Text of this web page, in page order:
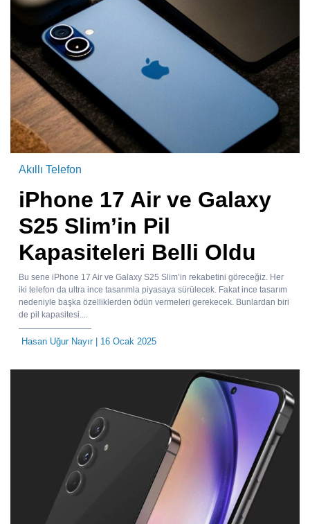
Akıllı Telefon
iPhone 17 Air ve Galaxy
S25 Slim’in Pil
Kapasiteleri Belli Oldu
Bu sene iPhone 17 Air ve Galaxy S25 Slim’in rekabetini göreceğiz. Her
iki telefon da ultra ince tasarımla piyasaya sürülecek. Fakat ince tasarım
nedeniyle başka özelliklerden ödün vermeleri gerekecek. Bunlardan biri
de pil kapasitesi....
Hasan Uğur Nayır| 16 Ocak 2025